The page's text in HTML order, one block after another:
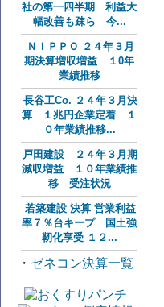
社の第一四半期 利益大
幅改善も疎ら 今...
ＮＩＰＰＯ ２４年３月
期決算増収増益 １0年
業績推移
長谷工Co. ２４年３月決
算 １兆円企業定着 １
０年業績推移...
戸田建設 ２４年３月期
減収増益 １０年業績推
移 受注状況
若築建設 決算 営業利益
率７％台キープ 国土強
靭化享受 １２...
・ ゼネコン決算一覧